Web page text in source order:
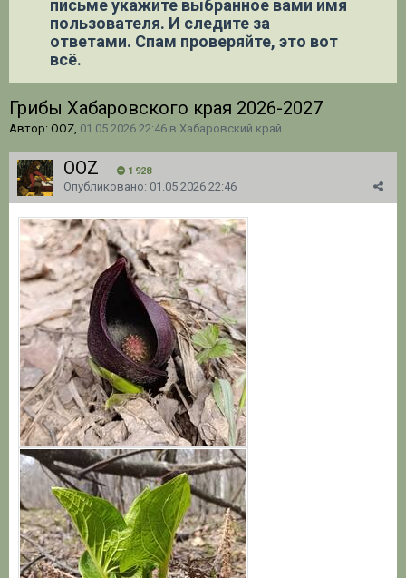
письме укажите выбранное вами имя
пользователя. И следите за
ответами. Спам проверяйте, это вот
всё.
Грибы Хабаровского края 2026-2027
Автор: OOZ, 01.05.2026 22:46 в Хабаровский край
OOZ 1 928
Опубликовано: 01.05.2026 22:46